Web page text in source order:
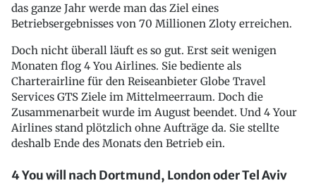
das ganze Jahr werde man das Ziel eines
Betriebsergebnisses von 70 Millionen Zloty erreichen.
Doch nicht überall läuft es so gut. Erst seit wenigen
Monaten flog 4 You Airlines. Sie bediente als
Charterairline für den Reiseanbieter Globe Travel
Services GTS Ziele im Mittelmeerraum. Doch die
Zusammenarbeit wurde im August beendet. Und 4 Your
Airlines stand plötzlich ohne Aufträge da. Sie stellte
deshalb Ende des Monats den Betrieb ein.
4 You will nach Dortmund, London oder Tel Aviv